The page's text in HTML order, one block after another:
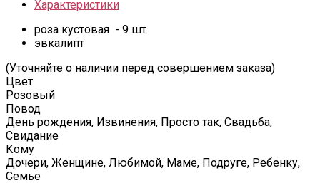
Характеристики
роза кустовая - 9 шт
эвкалипт
(Уточняйте о наличии перед совершением заказа)
Цвет
Розовый
Повод
День рождения, Извинения, Просто так, Свадьба,
Свидание
Кому
Дочери, Женщине, Любимой, Маме, Подруге, Ребенку,
Семье